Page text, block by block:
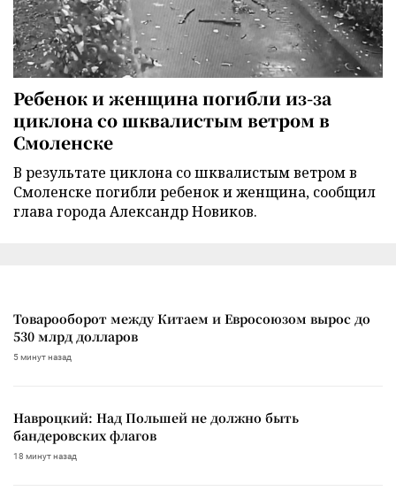
Ребенок и женщина погибли из-за
циклона со шквалистым ветром в
Смоленске
В результате циклона со шквалистым ветром в
Смоленске погибли ребенок и женщина, сообщил
глава города Александр Новиков.
Товарооборот между Китаем и Евросоюзом вырос до
530 млрд долларов
5 минут назад
Навроцкий: Над Польшей не должно быть
бандеровских флагов
18 минут назад